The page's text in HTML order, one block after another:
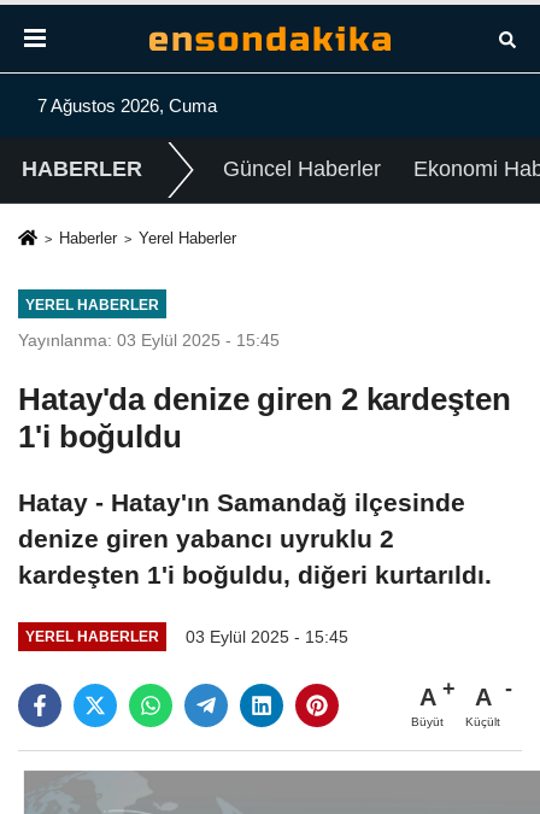
7 Ağustos 2026, Cuma
HABERLER Güncel Haberler Ekonomi
Haberler Yerel Haberler
YEREL HABERLER
Yayınlanma: 03 Eylül 2025 - 15:45
Hatay'da denize giren 2 kardeşten
1'i boğuldu
Hatay - Hatay'ın Samandağ ilçesinde
denize giren yabancı uyruklu 2
kardeşten 1'i boğuldu, diğeri kurtarıldı.
YEREL HABERLER 03 Eylül 2025 - 15:45
A
Büyüt
A
Küçült